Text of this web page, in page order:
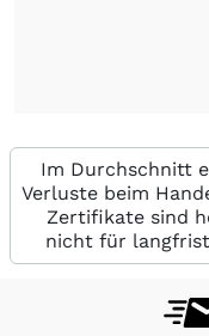
Im Durchschnitt
Verluste beim
Zertifikate sind
nicht für